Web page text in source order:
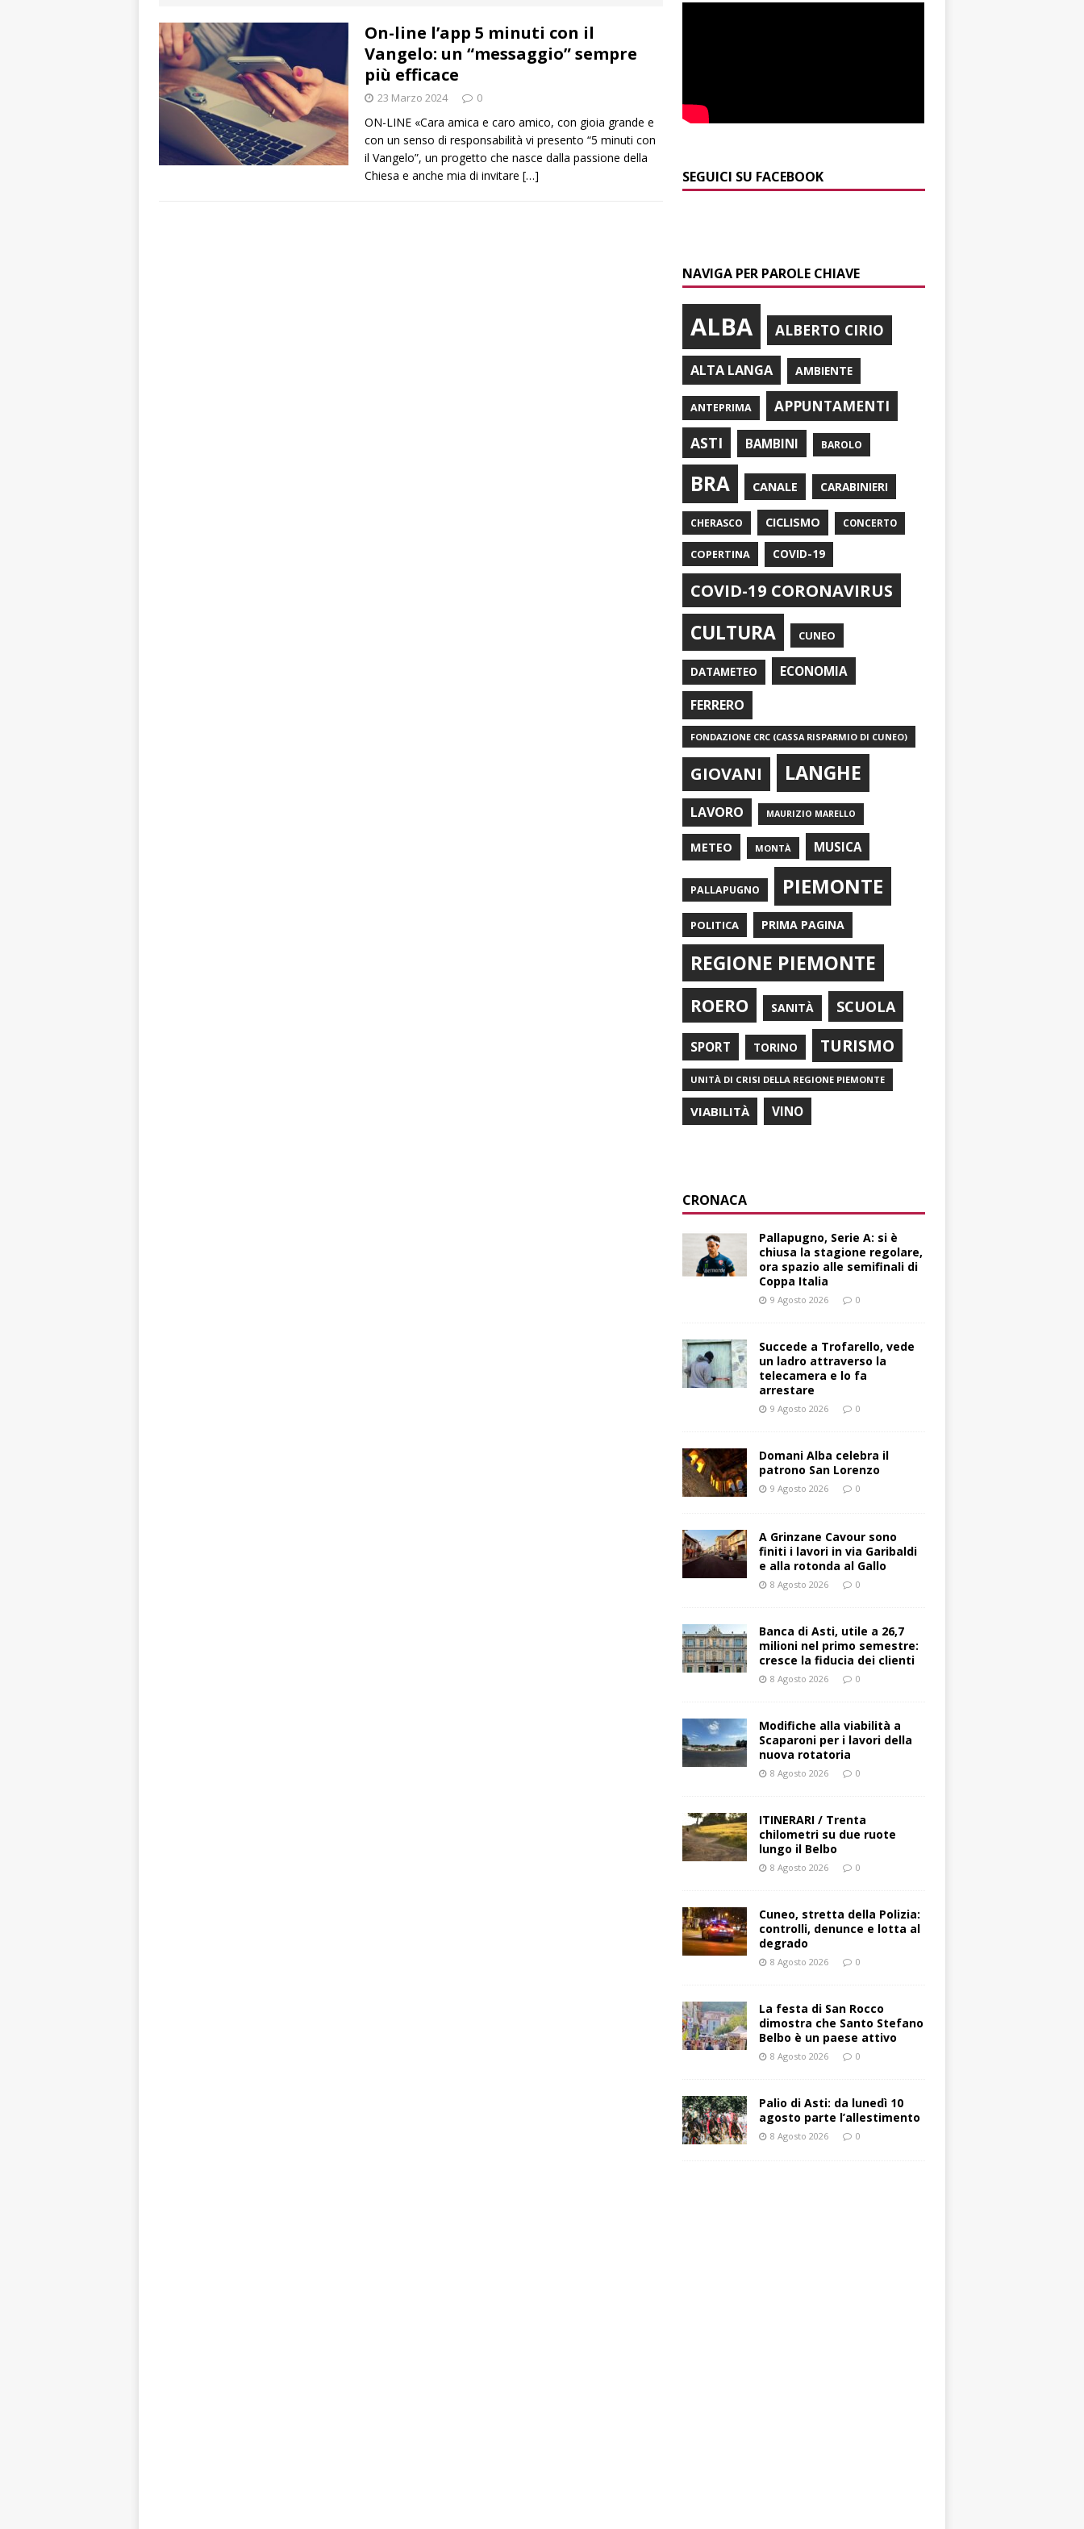
[ 8 Agosto 2026 ]
ITINERARI / Trenta chilometri su due ruote lungo il Belbo
LANGHE
[ 8 Agosto 2026 ]
Cuneo, stretta della Polizia: controlli, denunce e lotta al
degrado
CRONACA
La festa di San Rocco dimostra che Santo Stefano Belbo è un
On-line l’app 5 minuti con il
Vangelo: un “messaggio” sempre
più efficace
23 Marzo 2024 0
ON-LINE «Cara amica e caro amico, con gioia grande e
con un senso di responsabilità vi presento “5 minuti con
il Vangelo”, un progetto che nasce dalla passione della
Chiesa e anche mia di invitare […] SEGUICI SU FACEBOOK
NAVIGA PER PAROLE CHIAVE
ALBA ALBERTO CIRIO
ALTA LANGA AMBIENTE
ANTEPRIMA
APPUNTAMENTI
ASTI
BAMBINI BAROLO
BRA CANALE CARABINIERI
CHERASCO CICLISMO CONCERTO
COPERTINA COVID-19
COVID-19 CORONAVIRUS
CULTURA CUNEO
DATAMETEO ECONOMIA
FERRERO
FONDAZIONE CRC (CASSA RISPARMIO DI CUNEO)
GIOVANI LANGHE
LAVORO MAURIZIO MARELLO
METEO MONTÀ MUSICA
PALLAPUGNO PIEMONTE
POLITICA PRIMA PAGINA
REGIONE PIEMONTE
ROERO SANITÀ SCUOLA
SPORT TORINO TURISMO
UNITÀ DI CRISI DELLA REGIONE PIEMONTE
VIABILITÀ VINO
CRONACA
Pallapugno, Serie A: si è
chiusa la stagione regolare,
ora spazio alle semifinali di
Coppa Italia
9 Agosto 2026 0
Succede a Trofarello, vede
un ladro attraverso la
telecamera e lo fa
arrestare
9 Agosto 2026 0
Domani Alba celebra il
patrono San Lorenzo
9 Agosto 2026 0
A Grinzane Cavour sono
finiti i lavori in via Garibaldi
e alla rotonda al Gallo
8 Agosto 2026 0
Banca di Asti, utile a 26,7
milioni nel primo semestre:
cresce la fiducia dei clienti
8 Agosto 2026 0
Modifiche alla viabilità a
Scaparoni per i lavori della
nuova rotatoria
8 Agosto 2026 0
ITINERARI / Trenta
chilometri su due ruote
lungo il Belbo
8 Agosto 2026 0
Cuneo, stretta della Polizia:
controlli, denunce e lotta al
degrado
8 Agosto 2026 0
La festa di San Rocco
dimostra che Santo Stefano
Belbo è un paese attivo
8 Agosto 2026 0
Palio di Asti: da lunedì 10
agosto parte l’allestimento
8 Agosto 2026 0